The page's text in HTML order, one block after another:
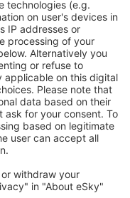
Hotels,
eSky Nutzern
am See